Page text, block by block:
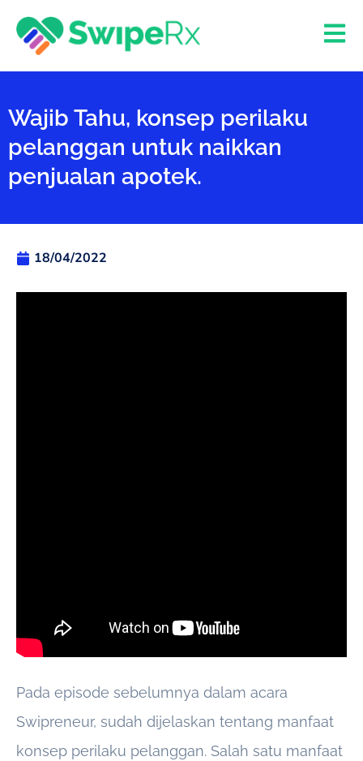
Wajib Tahu, konsep perilaku
pelanggan untuk naikkan
penjualan apotek.
18/04/2022
Pada episode sebelumnya dalam acara
Swipreneur, sudah dijelaskan tentang manfaat
konsep perilaku pelanggan. Salah satu manfaat